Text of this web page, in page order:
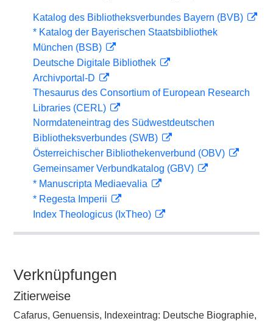
Katalog des Bibliotheksverbundes Bayern (BVB)
* Katalog der Bayerischen Staatsbibliothek
München (BSB)
Deutsche Digitale Bibliothek
Archivportal-D
Thesaurus des Consortium of European Research
Libraries (CERL)
Normdateneintrag des Südwestdeutschen
Bibliotheksverbundes (SWB)
Österreichischer Bibliothekenverbund (OBV)
Gemeinsamer Verbundkatalog (GBV)
* Manuscripta Mediaevalia
* Regesta Imperii
Index Theologicus (IxTheo)
Verknüpfungen
Zitierweise
Cafarus, Genuensis, Indexeintrag: Deutsche Biographie,